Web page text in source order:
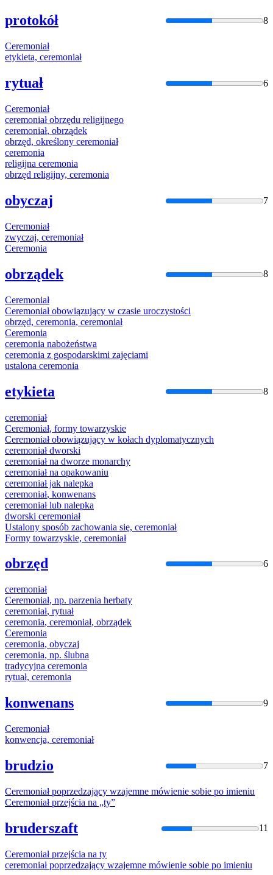
protokół 8
Ceremoniał
etykieta, ceremoniał
rytuał 6
Ceremoniał
ceremoniałobrzędu religijnego
ceremoniał, obrządek
obrzęd, określony ceremoniał
ceremonia
religijna ceremonia
obrzęd religijny, ceremonia
obyczaj 7
Ceremoniał
zwyczaj, ceremoniał
Ceremonia
obrządek 8
Ceremoniał
Ceremoniałobowiązujący w czasie uroczystości
obrzęd, ceremonia, ceremoniał
Ceremonia
ceremonia nabożeństwa
ceremonia z gospodarskimi zajęciami
ustalona ceremonia
etykieta 8
ceremoniał
Ceremoniał, formy towarzyskie
Ceremoniałobowiązujący w kołach dyplomatycznych
ceremoniałdworski
ceremoniałna dworze monarchy
ceremoniałna opakowaniu
ceremoniałjak nalepka
ceremoniał, konwenans
ceremoniałlub nalepka
dworski ceremoniał
Ustalony sposób zachowania się, ceremoniał
Formy towarzyskie, ceremoniał
obrzęd 6
ceremoniał
Ceremoniał, np. parzenia herbaty
ceremoniał, rytuał
ceremonia, ceremoniał, obrządek
Ceremonia
ceremonia, obyczaj
ceremonia, np. ślubna
tradycyjna ceremonia
rytuał, ceremonia
konwenans 9
Ceremoniał
konwencja, ceremoniał
brudzio 7
Ceremoniałpoprzedzający wzajemne mówienie sobie po imieniu
Ceremoniałprzejścia na „ty”
bruderszaft 11
Ceremoniałprzejścia na ty
ceremoniałpoprzedzający wzajemne mówienie sobie po imieniu